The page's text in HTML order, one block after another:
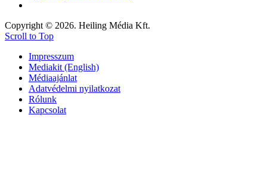
Copyright © 2026. Heiling Média Kft.
Scroll to Top
Impresszum
Mediakit (English)
Médiaajánlat
Adatvédelmi nyilatkozat
Rólunk
Kapcsolat